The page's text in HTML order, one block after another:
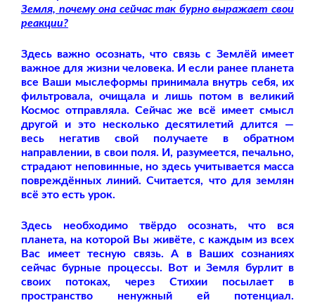
Земля, почему она сейчас так бурно выражает свои
реакции?
Здесь важно осознать, что связь с Землёй имеет
важное для жизни человека. И если ранее планета
все Ваши мыслеформы принимала внутрь себя, их
фильтровала, очищала и лишь потом в великий
Космос отправляла. Сейчас же всё имеет смысл
другой и это несколько десятилетий длится —
весь негатив свой получаете в обратном
направлении, в свои поля. И, разумеется, печально,
страдают неповинные, но здесь учитывается масса
повреждённых линий. Считается, что для землян
всё это есть урок.
Здесь необходимо твёрдо осознать, что вся
планета, на которой Вы живёте, с каждым из всех
Вас имеет тесную связь. А в Ваших сознаниях
сейчас бурные процессы. Вот и Земля бурлит в
своих потоках, через Стихии посылает в
пространство ненужный ей потенциал.